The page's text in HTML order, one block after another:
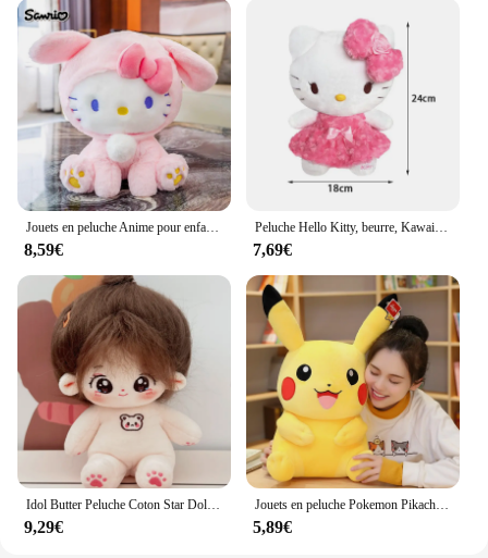
Jouets en peluche Anime pour enfants, poupées de dessin animé, Sanurgente, Hello Kitty, KT, chat, lapin, mignon, Kawaii, cadeau d'anniversaire pour bébé, petite amie
8,59€
Peluche Hello Kitty, beurre, Kawaii, rose, ma mélodie, personnage de dessin animé, animaux doux, jouet pour fille, cadeaux d'anniversaire pour enfants, 32-24cm
7,69€
Idol Butter Peluche Coton Star Dolls, Peluche Kawaii, Bébé Peluches, Ours Salopette, Sans Attributs, Poupées Jouets pour Enfants, Collection Cadeau, 20cm
9,29€
Jouets en peluche Pokemon Pikachu pour enfants, poupées en peluche de dessin animé mignon, oreiller Anime, cadeau d'anniversaire et de Noël, amis, garçons
5,89€